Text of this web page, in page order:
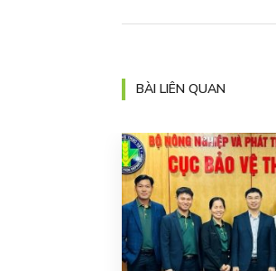
BÀI LIÊN QUAN